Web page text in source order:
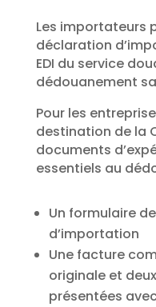
Les importateurs
déclaration
EDI du service
dédouanement
Pour les
destination de la
documents
essentiels au
Un formulaire
d’importation
Une facture
originale et
présentées